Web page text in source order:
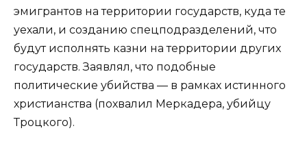
эмигрантов на территории государств, куда те
уехали, и созданию спецподразделений, что
будут исполнять казни на территории других
государств. Заявлял, что подобные
политические убийства — в рамках истинного
христианства (похвалил Меркадера, убийцу
Троцкого).